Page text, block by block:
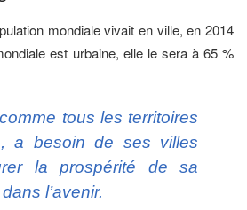
mondiale vivait en ville, en 2014
est urbaine, elle le sera à 65 %
tous les territoires
a besoin de ses villes
la prospérité de sa
l’avenir.